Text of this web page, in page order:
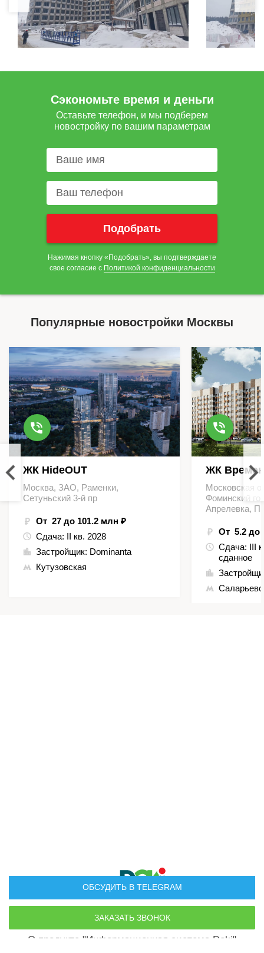
Сэкономьте время и деньги
Оставьте телефон, и мы подберем
новостройку по вашим параметрам
Нажимая кнопку «Подобрать», вы подтверждаете
свое согласие с Политикой конфиденциальности
Популярные новостройки Москвы
ЖК HideOUT
Москва, ЗАО, Раменки,
Сетуньский 3-й пр
От 27 до 101.2 млн ₽
Сдача: II кв. 2028
Застройщик: Dominanta
Кутузовская
ЖК
Московская
Фоминский
Апрелевка,
От 5.2 до
Сдача: III
сданное
Саларьево
Руководство пользователя
О продукте "Информационная система Doki"
ОБСУДИТЬ В TELEGRAM